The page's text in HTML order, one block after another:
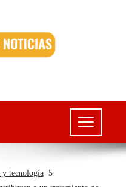
y tecnología